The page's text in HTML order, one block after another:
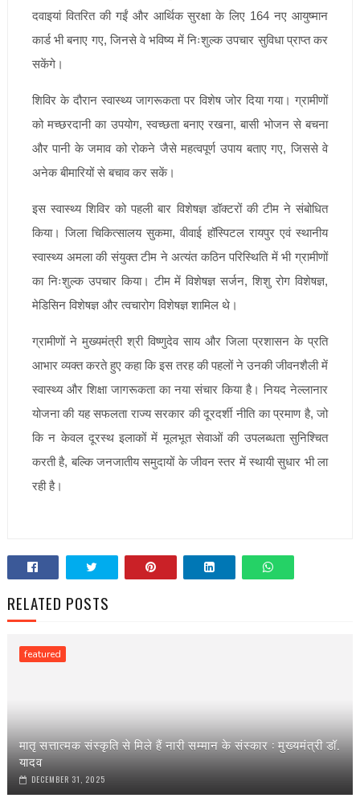
दवाइयां वितरित की गईं और आर्थिक सुरक्षा के लिए 164 नए आयुष्मान
कार्ड भी बनाए गए, जिनसे वे भविष्य में निःशुल्क उपचार सुविधा प्राप्त कर
सकेंगे।
शिविर के दौरान स्वास्थ्य जागरूकता पर विशेष जोर दिया गया। ग्रामीणों
को मच्छरदानी का उपयोग, स्वच्छता बनाए रखना, बासी भोजन से बचना
और पानी के जमाव को रोकने जैसे महत्वपूर्ण उपाय बताए गए, जिससे वे
अनेक बीमारियों से बचाव कर सकें।
इस स्वास्थ्य शिविर को पहली बार विशेषज्ञ डॉक्टरों की टीम ने संबोधित
किया। जिला चिकित्सालय सुकमा, वीवाई हॉस्पिटल रायपुर एवं स्थानीय
स्वास्थ्य अमला की संयुक्त टीम ने अत्यंत कठिन परिस्थिति में भी ग्रामीणों
का निःशुल्क उपचार किया। टीम में विशेषज्ञ सर्जन, शिशु रोग विशेषज्ञ,
मेडिसिन विशेषज्ञ और त्वचारोग विशेषज्ञ शामिल थे।
ग्रामीणों ने मुख्यमंत्री श्री विष्णुदेव साय और जिला प्रशासन के प्रति
आभार व्यक्त करते हुए कहा कि इस तरह की पहलों ने उनकी जीवनशैली में
स्वास्थ्य और शिक्षा जागरूकता का नया संचार किया है। नियद नेल्लानार
योजना की यह सफलता राज्य सरकार की दूरदर्शी नीति का प्रमाण है, जो
कि न केवल दूरस्थ इलाकों में मूलभूत सेवाओं की उपलब्धता सुनिश्चित
करती है, बल्कि जनजातीय समुदायों के जीवन स्तर में स्थायी सुधार भी ला
रही है।
RELATED POSTS
featured
मातृ सत्तात्मक संस्कृति से मिले हैं नारी सम्मान के संस्कार : मुख्यमंत्री डॉ.
यादव
DECEMBER 31, 2025